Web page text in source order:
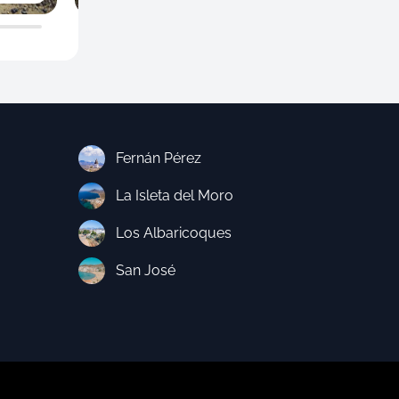
Fernán Pérez
La Isleta del Moro
Los Albaricoques
San José